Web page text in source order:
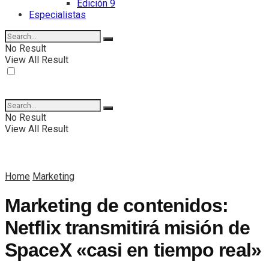
Edición 9
Especialistas
No Result
View All Result
No Result
View All Result
Home Marketing
Marketing de contenidos:
Netflix transmitirá misión de
SpaceX «casi en tiempo real»